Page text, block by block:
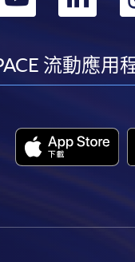
流動應用